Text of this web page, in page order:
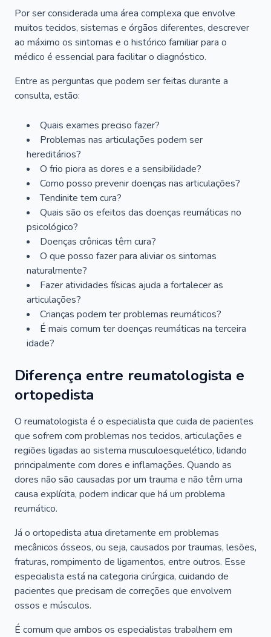
Por ser considerada uma área complexa que envolve
muitos tecidos, sistemas e órgãos diferentes, descrever
ao máximo os sintomas e o histórico familiar para o
médico é essencial para facilitar o diagnóstico.
Entre as perguntas que podem ser feitas durante a
consulta, estão:
Quais exames preciso fazer?
Problemas nas articulações podem ser
hereditários?
O frio piora as dores e a sensibilidade?
Como posso prevenir doenças nas articulações?
Tendinite tem cura?
Quais são os efeitos das doenças reumáticas no
psicológico?
Doenças crônicas têm cura?
O que posso fazer para aliviar os sintomas
naturalmente?
Fazer atividades físicas ajuda a fortalecer as
articulações?
Crianças podem ter problemas reumáticos?
É mais comum ter doenças reumáticas na terceira
idade?
Diferença entre reumatologista e
ortopedista
O reumatologista é o especialista que cuida de pacientes
que sofrem com problemas nos tecidos, articulações e
regiões ligadas ao sistema musculoesquelético, lidando
principalmente com dores e inflamações. Quando as
dores não são causadas por um trauma e não têm uma
causa explícita, podem indicar que há um problema
reumático.
Já o ortopedista atua diretamente em problemas
mecânicos ósseos, ou seja, causados por traumas, lesões,
fraturas, rompimento de ligamentos, entre outros. Esse
especialista está na categoria cirúrgica, cuidando de
pacientes que precisam de correções que envolvem
ossos e músculos.
É comum que ambos os especialistas trabalhem em